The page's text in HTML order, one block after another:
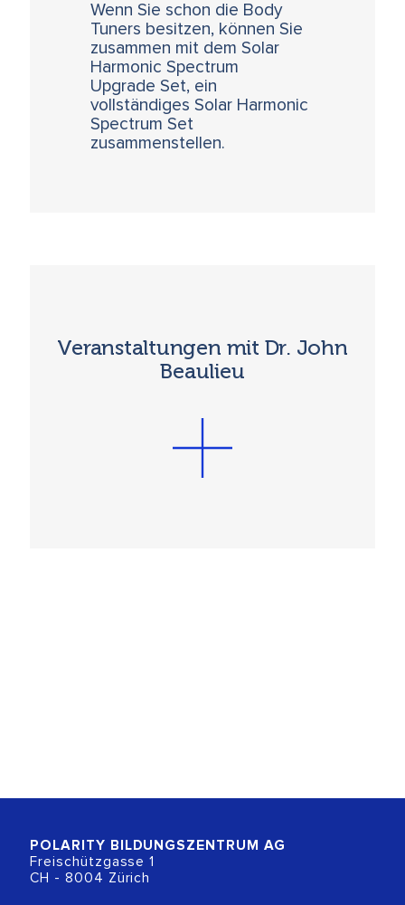
Wenn Sie schon die Body
Tuners besitzen, können Sie
zusammen mit dem Solar
Harmonic Spectrum
Upgrade Set, ein
vollständiges Solar Harmonic
Spectrum Set
zusammenstellen.
Veranstaltungen mit Dr. John
Beaulieu
POLARITY BILDUNGSZENTRUM AG
Freischützgasse 1
CH - 8004 Zürich